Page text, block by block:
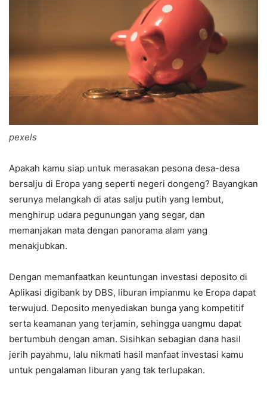
pexels
Apakah kamu siap untuk merasakan pesona desa-desa
bersalju di Eropa yang seperti negeri dongeng? Bayangkan
serunya melangkah di atas salju putih yang lembut,
menghirup udara pegunungan yang segar, dan
memanjakan mata dengan panorama alam yang
menakjubkan.
Dengan memanfaatkan keuntungan investasi deposito di
Aplikasi digibank by DBS, liburan impianmu ke Eropa dapat
terwujud. Deposito menyediakan bunga yang kompetitif
serta keamanan yang terjamin, sehingga uangmu dapat
bertumbuh dengan aman. Sisihkan sebagian dana hasil
jerih payahmu, lalu nikmati hasil manfaat investasi kamu
untuk pengalaman liburan yang tak terlupakan.